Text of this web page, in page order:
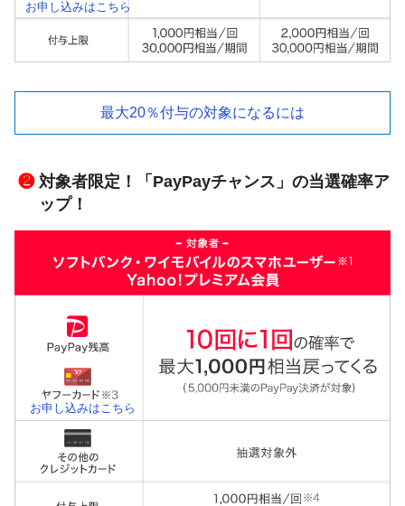
お申し込みはこちら
最大20％付与の対象になるには
❷対象者限定！「PayPayチャンス」の当選確率ア
ップ！
お申し込みはこちら